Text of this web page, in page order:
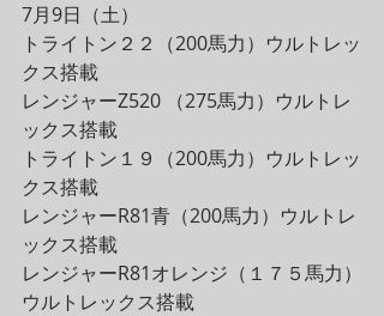
7月9日（土）
トライトン２２（200馬力）ウルトレッ
クス搭載
レンジャーZ520 （275馬力）ウルトレ
ックス搭載
トライトン１９（200馬力）ウルトレッ
クス搭載
レンジャーR81青（200馬力）ウルトレ
ックス搭載
レンジャーR81オレンジ（１７５馬力）
ウルトレックス搭載